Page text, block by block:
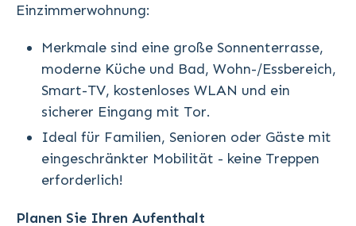
Einzimmerwohnung:
Merkmale sind eine große Sonnenterrasse,
moderne Küche und Bad, Wohn-/Essbereich,
Smart-TV, kostenloses WLAN und ein
sicherer Eingang mit Tor.
Ideal für Familien, Senioren oder Gäste mit
eingeschränkter Mobilität - keine Treppen
erforderlich!
Planen Sie Ihren Aufenthalt